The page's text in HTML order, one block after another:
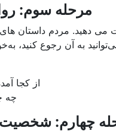
مرحله سوم:
دهید. مردم داستان
به آن رجوع کنید،
از کجا
چه
چهارم: شخصیت